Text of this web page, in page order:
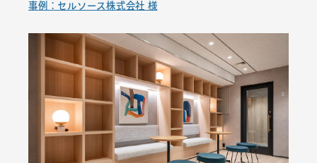
事例：セルソース株式会社 様